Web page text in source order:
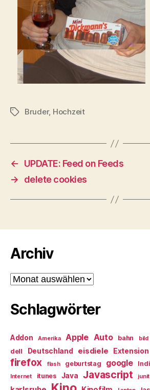
Schlagwörter
Bruder, Hochzeit
←
UPDATE: Feed on Feeds
→
delete cookies
Archiv
Archiv
Schlagwörter
Addon Amerika Apple Auto bahn bild
dell Deutschland eisdiele Extension
firefox flash geburtstag google
Internet itunes Java Javascript junit